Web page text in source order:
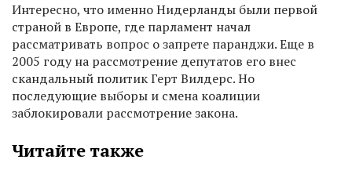
Интересно, что именно Нидерланды были первой
страной в Европе, где парламент начал
рассматривать вопрос о запрете паранджи. Еще в
2005 году на рассмотрение депутатов его внес
скандальный политик Герт Вилдерс. Но
последующие выборы и смена коалиции
заблокировали рассмотрение закона.
Читайте также